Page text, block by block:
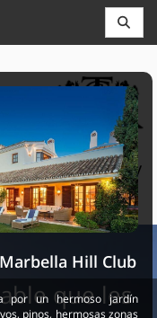
Suiza, Francia y
que les
Hill Club
por un hermoso jardín
pinos, hermosas zonas